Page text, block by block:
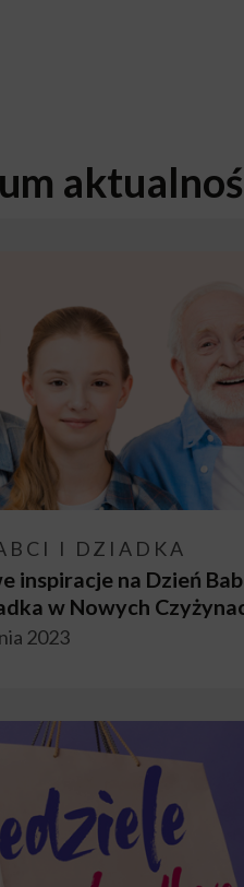
I DZIADKA
inspiracje na Dzień
w Nowych
2023